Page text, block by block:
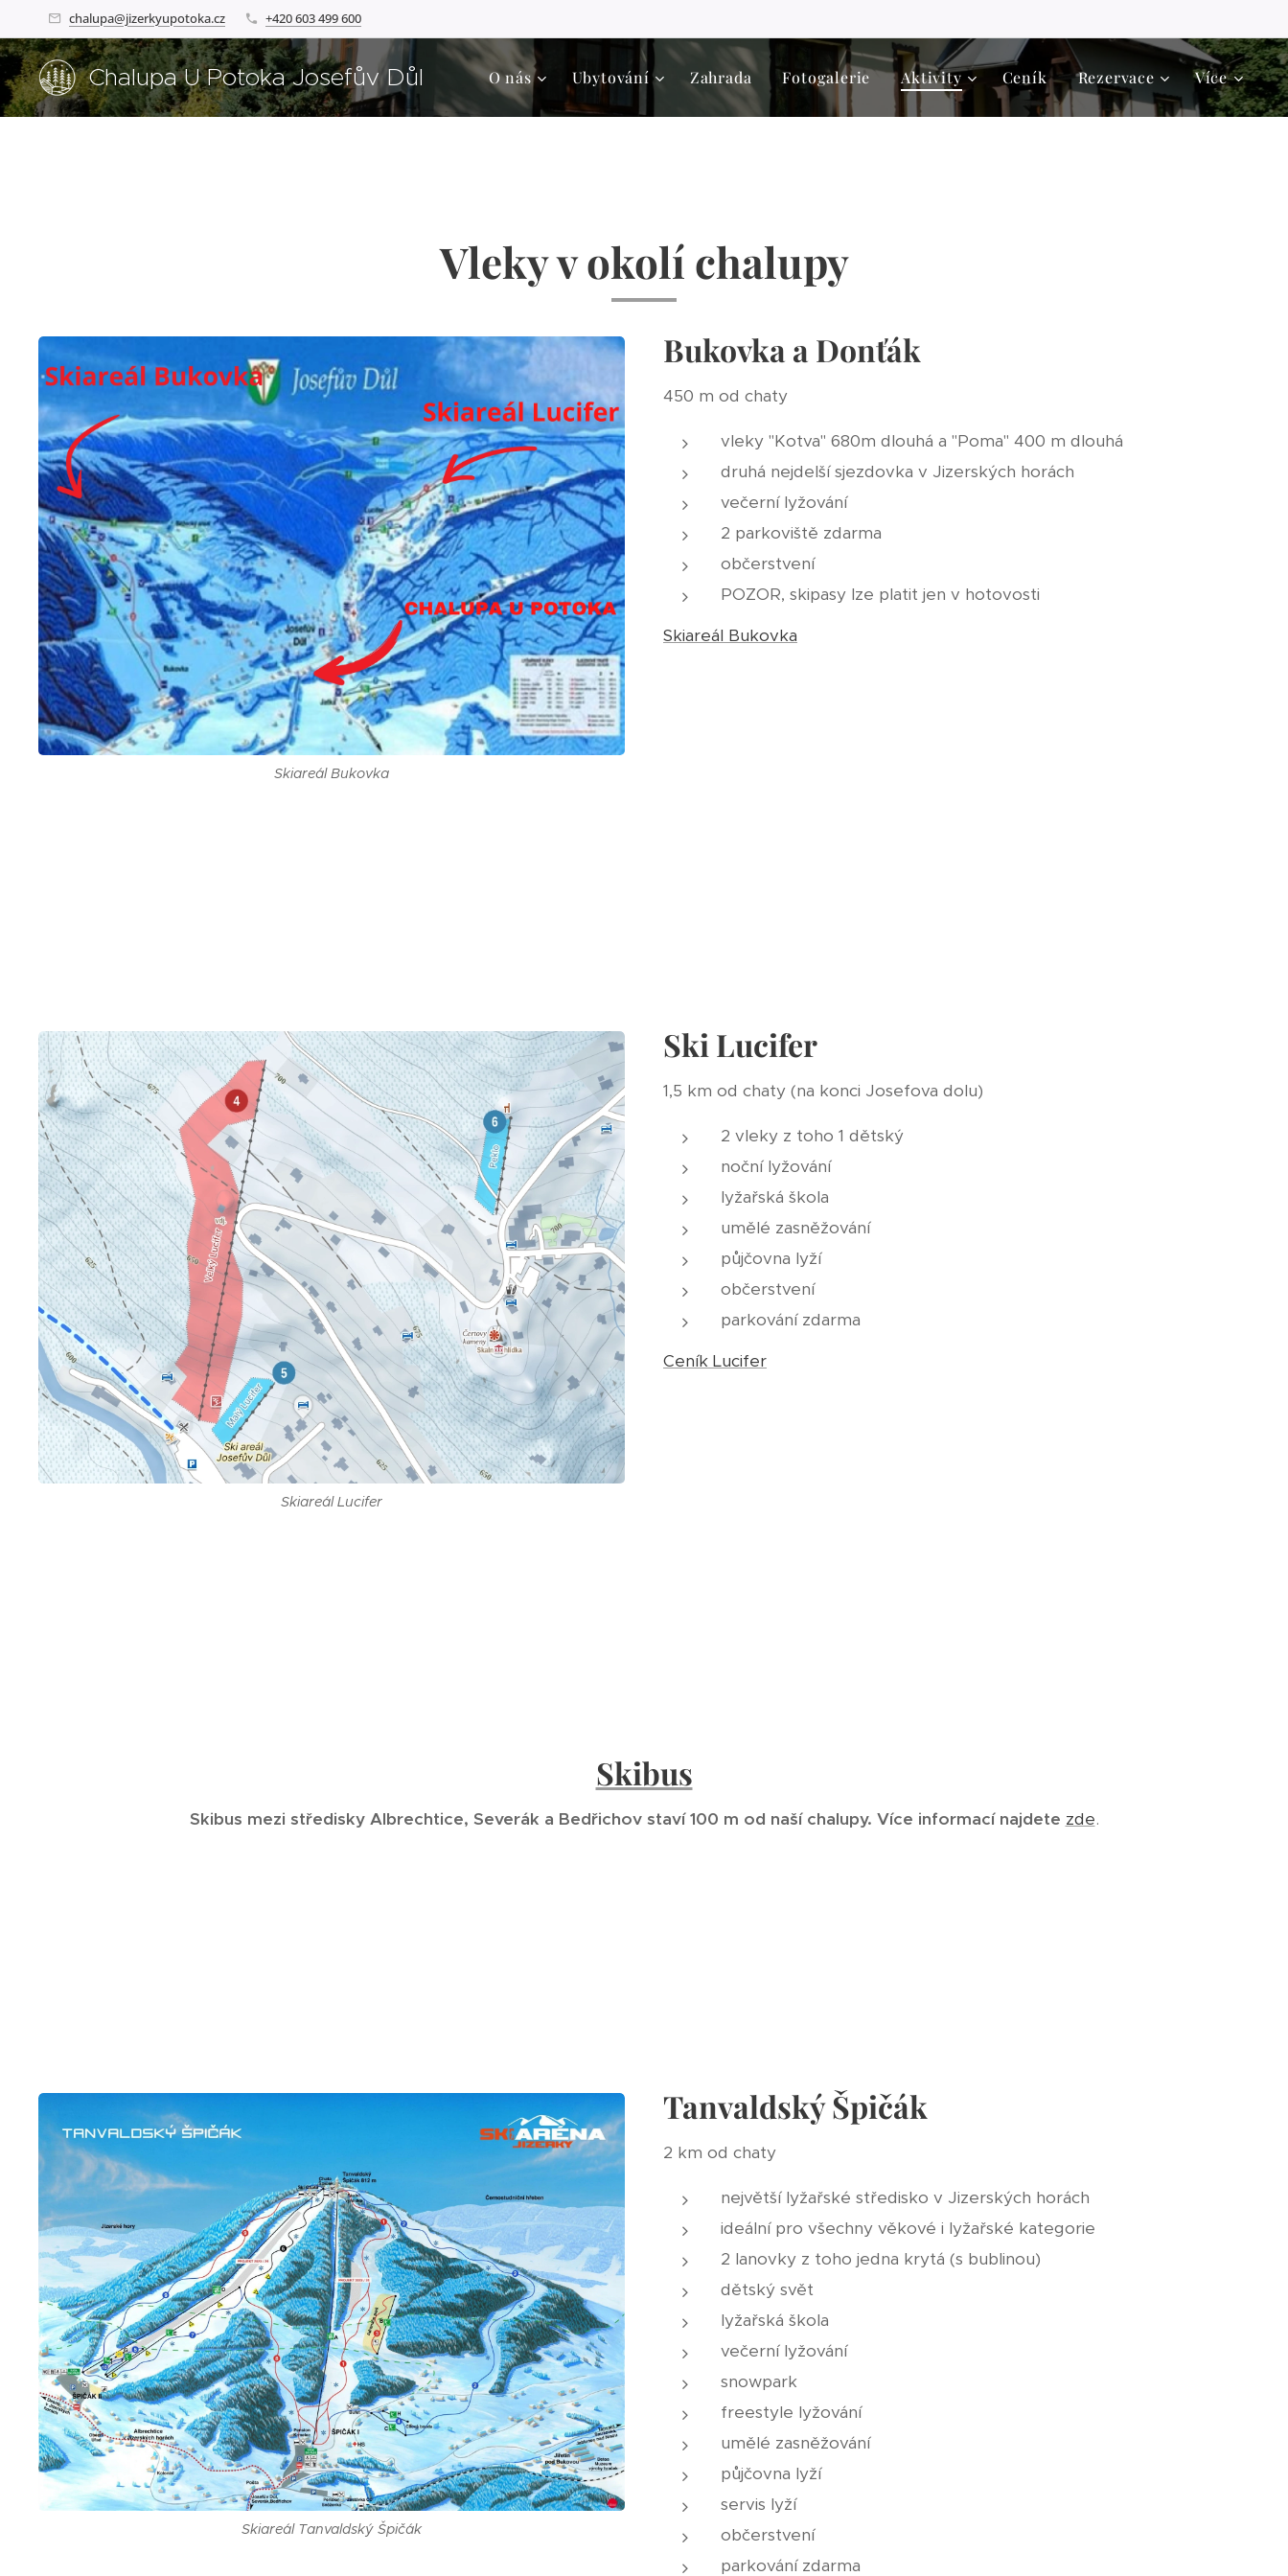
chalupa@jizerkyupotoka.cz +420 603 499 600
Chalupa U Potoka Josefův Důl O nás Ubytování Zahrada Fotogalerie Aktivity Ceník Rezervace Více
Vleky v okolí chalupy
Skiareál Bukovka
Bukovka a Donťák
450 m od chaty
vleky "Kotva" 680m dlouhá a "Poma" 400 m dlouhá
druhá nejdelší sjezdovka v Jizerských horách
večerní lyžování
2 parkoviště zdarma
občerstvení
POZOR, skipasy lze platit jen v hotovosti
Skiareál Bukovka
Skiareál Lucifer
Ski Lucifer
1,5 km od chaty (na konci Josefova dolu)
2 vleky z toho 1 dětský
noční lyžování
lyžařská škola
umělé zasněžování
půjčovna lyží
občerstvení
parkování zdarma
Ceník Lucifer
Skibus
Skibus mezi středisky Albrechtice, Severák a Bedřichov staví 100 m od naší chalupy. Více informací najdete zde.
Skiareál Tanvaldský Špičák
Tanvaldský Špičák
2 km od chaty
největší lyžařské středisko v Jizerských horách
ideální pro všechny věkové i lyžařské kategorie
2 lanovky z toho jedna krytá (s bublinou)
dětský svět
lyžařská škola
večerní lyžování
snowpark
freestyle lyžování
umělé zasněžování
půjčovna lyží
servis lyží
občerstvení
parkování zdarma